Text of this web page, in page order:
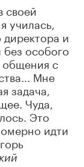
своей
училась,
и
особого
с
Мне
задача,
Чуда,
Это
идти